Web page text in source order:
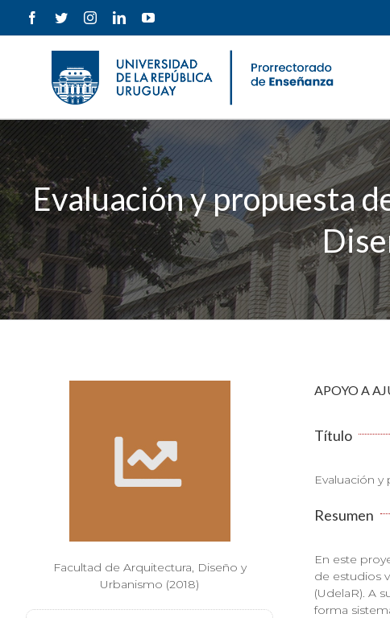
contenido
Facebook
TwitterInstagramLinkedInYouTube
Evaluación y propuesta
Facultad de Arquitectura, Diseño y
Urbanismo (2018)
APOYO A
Título
Evaluación
Resumen
En este
de estudios
(UdelaR). A
forma